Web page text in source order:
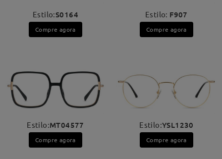
Estilo:S0164
Compre agora
Estilo:MT04577
Compre agora
Estilo: F907
Compre agora
Estilo:YSL1230
Compre agora